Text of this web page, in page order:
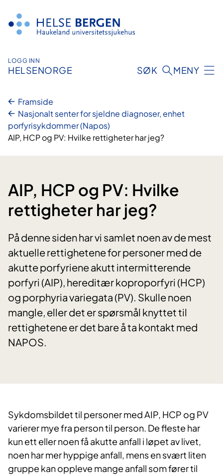
innhald
LOGG INN
HELSENORGE SØK MENY
Framside
Nasjonalt senter for sjeldne diagnoser, enhet
porfyrisykdommer (Napos)
AIP, HCP og PV: Hvilke rettigheter har jeg?
AIP, HCP og PV: Hvilke
rettigheter har jeg?
På denne siden har vi samlet noen av de mest
aktuelle rettighetene for personer med de
akutte porfyriene akutt intermitterende
porfyri (AIP), hereditær koproporfyri (HCP)
og porphyria variegata (PV). Skulle noen
mangle, eller det er spørsmål knyttet til
rettighetene er det bare å ta kontakt med
NAPOS.
Sykdomsbildet til personer med AIP, HCP og PV
varierer mye fra person til person. De fleste har
kun ett eller noen få akutte anfall i løpet av livet,
noen har mer hyppige anfall, mens en svært liten
gruppe kan oppleve mange anfall som fører til